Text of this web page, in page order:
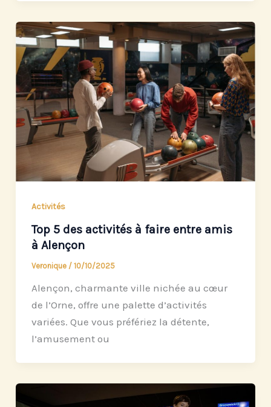
Activités
Top 5 des activités à faire entre amis
à Alençon
Veronique / 10/10/2025
Alençon, charmante ville nichée au cœur
de l’Orne, offre une palette d’activités
variées. Que vous préfériez la détente,
l’amusement ou